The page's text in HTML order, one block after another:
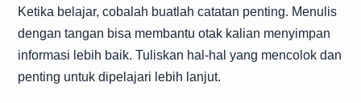
Ketika belajar, cobalah buatlah catatan penting. Menulis
dengan tangan bisa membantu otak kalian menyimpan
informasi lebih baik. Tuliskan hal-hal yang mencolok dan
penting untuk dipelajari lebih lanjut.